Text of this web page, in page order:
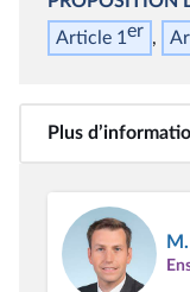
Article 1er
Plus